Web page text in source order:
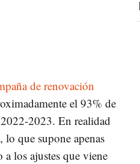
de renovación
el 93% de
2023. En realidad
, lo que supone apenas
los ajustes que viene